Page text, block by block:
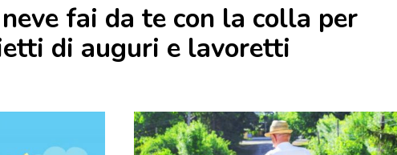
fai da te con la colla per
di auguri e lavoretti